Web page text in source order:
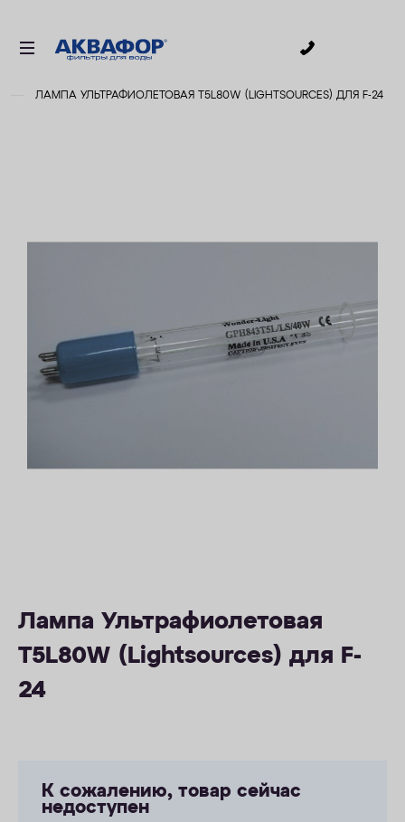
ДОСТАВКА
ЛАМПА УЛЬТРАФИОЛЕТОВАЯ T5L80W (LIGHTSOURCES) ДЛЯ F-24
Лампа Ультрафиолетовая
T5L80W (Lightsources) для F-
24
К сожалению, товар сейчас
недоступен